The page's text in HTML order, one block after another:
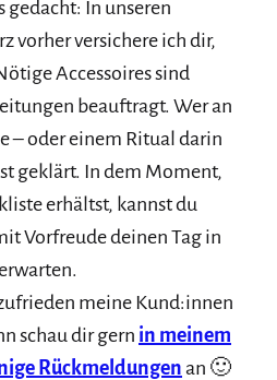
gedacht: In unseren
vorher versichere ich dir,
Accessoires sind
beauftragt. Wer an
– oder einem Ritual darin
geklärt. In dem Moment,
erhältst, kannst du
Vorfreude deinen Tag in
meine Kund:innen
schau dir gern in meinem
Rückmeldungen an 🙂